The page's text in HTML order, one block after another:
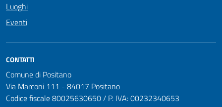
Luoghi
Eventi
CONTATTI
Comune di Positano
Via Marconi 111 - 84017 Positano
Codice fiscale 80025630650 / P. IVA: 00232340653